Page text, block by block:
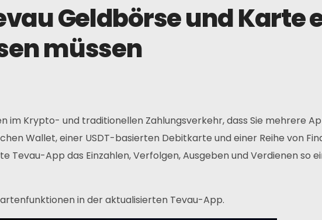
Geldbörse und Karte
müssen
im Krypto- und traditionellen Zahlungsverkehr, dass Sie mehrere
Wallet, einer USDT-basierten Debitkarte und einer Reihe von
App das Einzahlen, Verfolgen, Ausgeben und Verdienen so
in der aktualisierten Tevau-App.